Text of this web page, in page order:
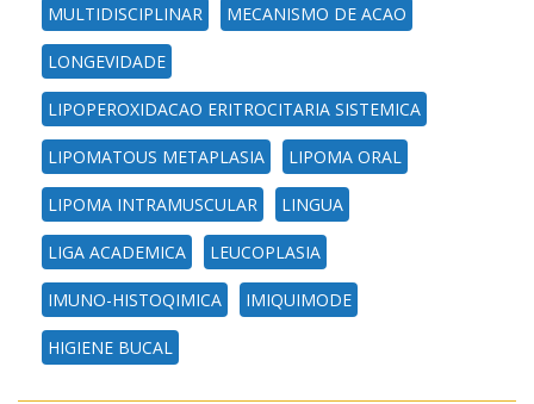
MULTIDISCIPLINAR MECANISMO DE ACAO
LONGEVIDADE
LIPOPEROXIDACAO ERITROCITARIA SISTEMICA
LIPOMATOUS METAPLASIA LIPOMA ORAL
LIPOMA INTRAMUSCULAR LINGUA
LIGA ACADEMICA LEUCOPLASIA
IMUNO-HISTOQIMICA IMIQUIMODE
HIGIENE BUCAL